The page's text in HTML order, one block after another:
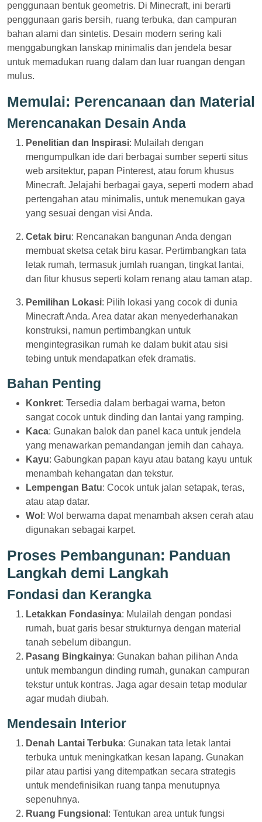
penggunaan bentuk geometris. Di Minecraft, ini berarti
penggunaan garis bersih, ruang terbuka, dan campuran
bahan alami dan sintetis. Desain modern sering kali
menggabungkan lanskap minimalis dan jendela besar
untuk memadukan ruang dalam dan luar ruangan dengan
mulus.
Memulai: Perencanaan dan Material
Merencanakan Desain Anda
Penelitian dan Inspirasi: Mulailah dengan
mengumpulkan ide dari berbagai sumber seperti situs
web arsitektur, papan Pinterest, atau forum khusus
Minecraft. Jelajahi berbagai gaya, seperti modern abad
pertengahan atau minimalis, untuk menemukan gaya
yang sesuai dengan visi Anda.
Cetak biru: Rencanakan bangunan Anda dengan
membuat sketsa cetak biru kasar. Pertimbangkan tata
letak rumah, termasuk jumlah ruangan, tingkat lantai,
dan fitur khusus seperti kolam renang atau taman atap.
Pemilihan Lokasi: Pilih lokasi yang cocok di dunia
Minecraft Anda. Area datar akan menyederhanakan
konstruksi, namun pertimbangkan untuk
mengintegrasikan rumah ke dalam bukit atau sisi
tebing untuk mendapatkan efek dramatis.
Bahan Penting
Konkret: Tersedia dalam berbagai warna, beton
sangat cocok untuk dinding dan lantai yang ramping.
Kaca: Gunakan balok dan panel kaca untuk jendela
yang menawarkan pemandangan jernih dan cahaya.
Kayu: Gabungkan papan kayu atau batang kayu untuk
menambah kehangatan dan tekstur.
Lempengan Batu: Cocok untuk jalan setapak, teras,
atau atap datar.
Wol : Wol berwarna dapat menambah aksen cerah atau
digunakan sebagai karpet.
Proses Pembangunan: Panduan
Langkah demi Langkah
Fondasi dan Kerangka
Letakkan Fondasinya: Mulailah dengan pondasi
rumah, buat garis besar strukturnya dengan material
tanah sebelum dibangun.
Pasang Bingkainya: Gunakan bahan pilihan Anda
untuk membangun dinding rumah, gunakan campuran
tekstur untuk kontras. Jaga agar desain tetap modular
agar mudah diubah.
Mendesain Interior
Denah Lantai Terbuka: Gunakan tata letak lantai
terbuka untuk meningkatkan kesan lapang. Gunakan
pilar atau partisi yang ditempatkan secara strategis
untuk mendefinisikan ruang tanpa menutupnya
sepenuhnya.
Ruang Fungsional : Tentukan area untuk fungsi